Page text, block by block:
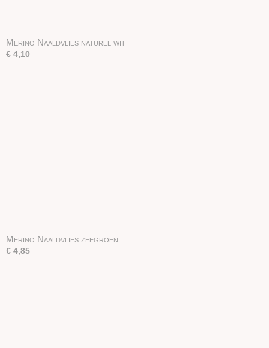
Merino Naaldvlies naturel wit
€ 4,10
Merino Naaldvlies zeegroen
€ 4,85